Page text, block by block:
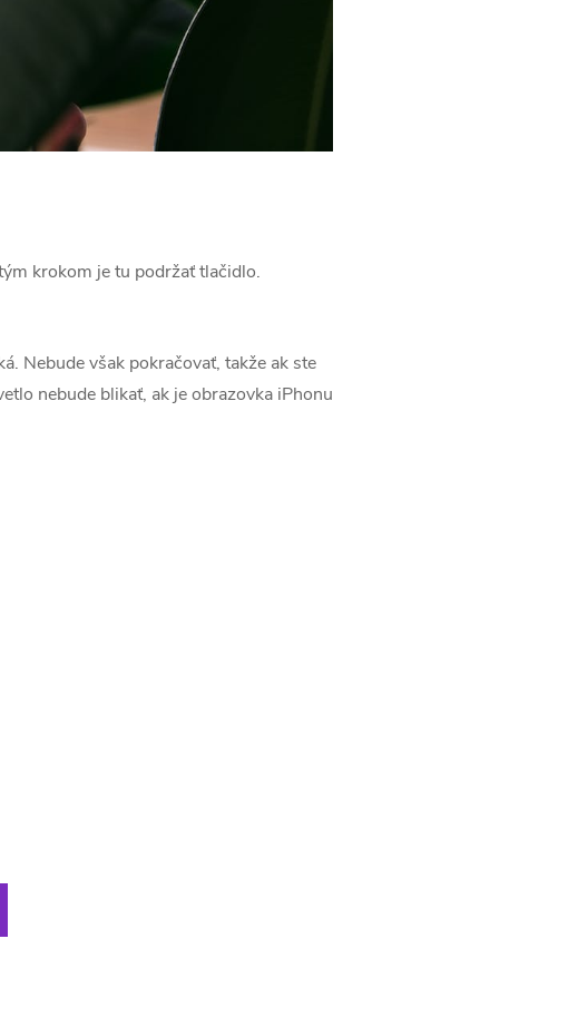
krokom je tu podržať tlačidlo.
Nebude však pokračovať, takže ak ste
nebude blikať, ak je obrazovka iPhonu